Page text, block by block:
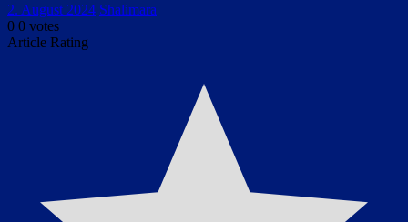
2. August 2024 Shalimara
0 0 votes
Article Rating